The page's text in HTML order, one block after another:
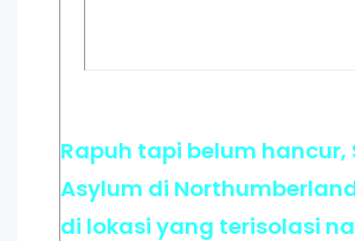
Rapuh tapi belum hancur,
Asylum di
di lokasi yang terisolasi